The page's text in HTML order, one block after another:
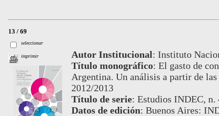
13 / 69
seleccionar
imprimir Autor Institucional: Instituto
Título monográfico: El gasto de
Argentina. Un análisis a partir de
2012/2013
Título de serie: Estudios INDEC, n.
Datos de edición: Buenos Aires: